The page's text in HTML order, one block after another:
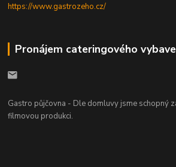
https://www.gastrozeho.cz/
Pronájem cateringového
Gastro půjčovna - Dle domluvy jsme schopný
filmovou produkci.